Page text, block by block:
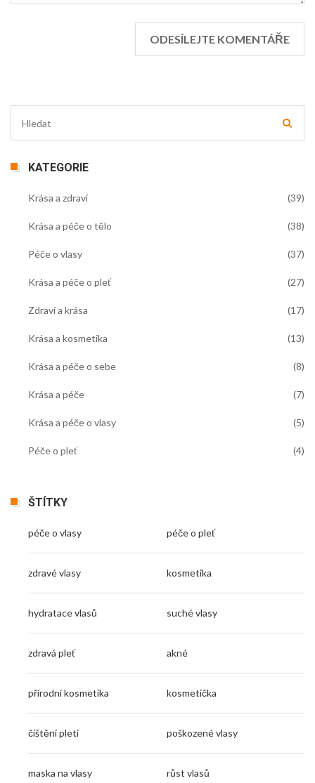
KATEGORIE
Krása a zdraví (39)
Krása a péče o tělo (38)
Péče o vlasy (37)
Krása a péče o pleť (27)
Zdraví a krása (17)
Krása a kosmetika (13)
Krása a péče o sebe (8)
Krása a péče (7)
Krása a péče o vlasy (5)
Péče o pleť (4)
ŠTÍTKY
péče o vlasy péče o pleť
zdravé vlasy kosmetika
hydratace vlasů suché vlasy
zdravá pleť akné
přírodní kosmetika kosmetička
čištění pleti poškozené vlasy
maska na vlasy růst vlasů